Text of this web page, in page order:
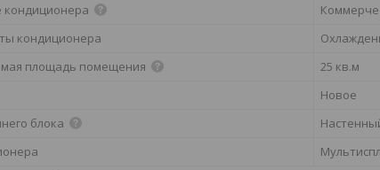
кондиционера
кондиционера
площадь помещения
25 кв.м
Новое
блока